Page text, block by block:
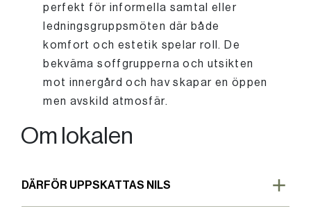
perfekt för informella samtal eller
ledningsgruppsmöten där både
komfort och estetik spelar roll. De
bekväma soffgrupperna och utsikten
mot innergård och hav skapar en öppen
men avskild atmosfär.
Om lokalen
DÄRFÖR UPPSKATTAS NILS